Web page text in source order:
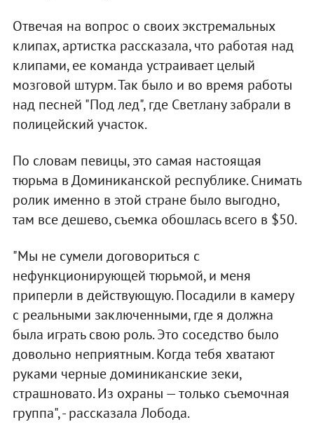
Отвечая на вопрос о своих экстремальных
клипах, артистка рассказала, что работая над
клипами, ее команда устраивает целый
мозговой штурм. Так было и во время работы
над песней "Под лед", где Светлану забрали в
полицейский участок.
По словам певицы, это самая настоящая
тюрьма в Доминиканской республике. Снимать
ролик именно в этой стране было выгодно,
там все дешево, съемка обошлась всего в $50.
"Мы не сумели договориться с
нефункционирующей тюрьмой, и меня
приперли в действующую. Посадили в камеру
с реальными заключенными, где я должна
была играть свою роль. Это соседство было
довольно неприятным. Когда тебя хватают
руками черные доминиканские зеки,
страшновато. Из охраны — только съемочная
группа", - рассказала Лобода.